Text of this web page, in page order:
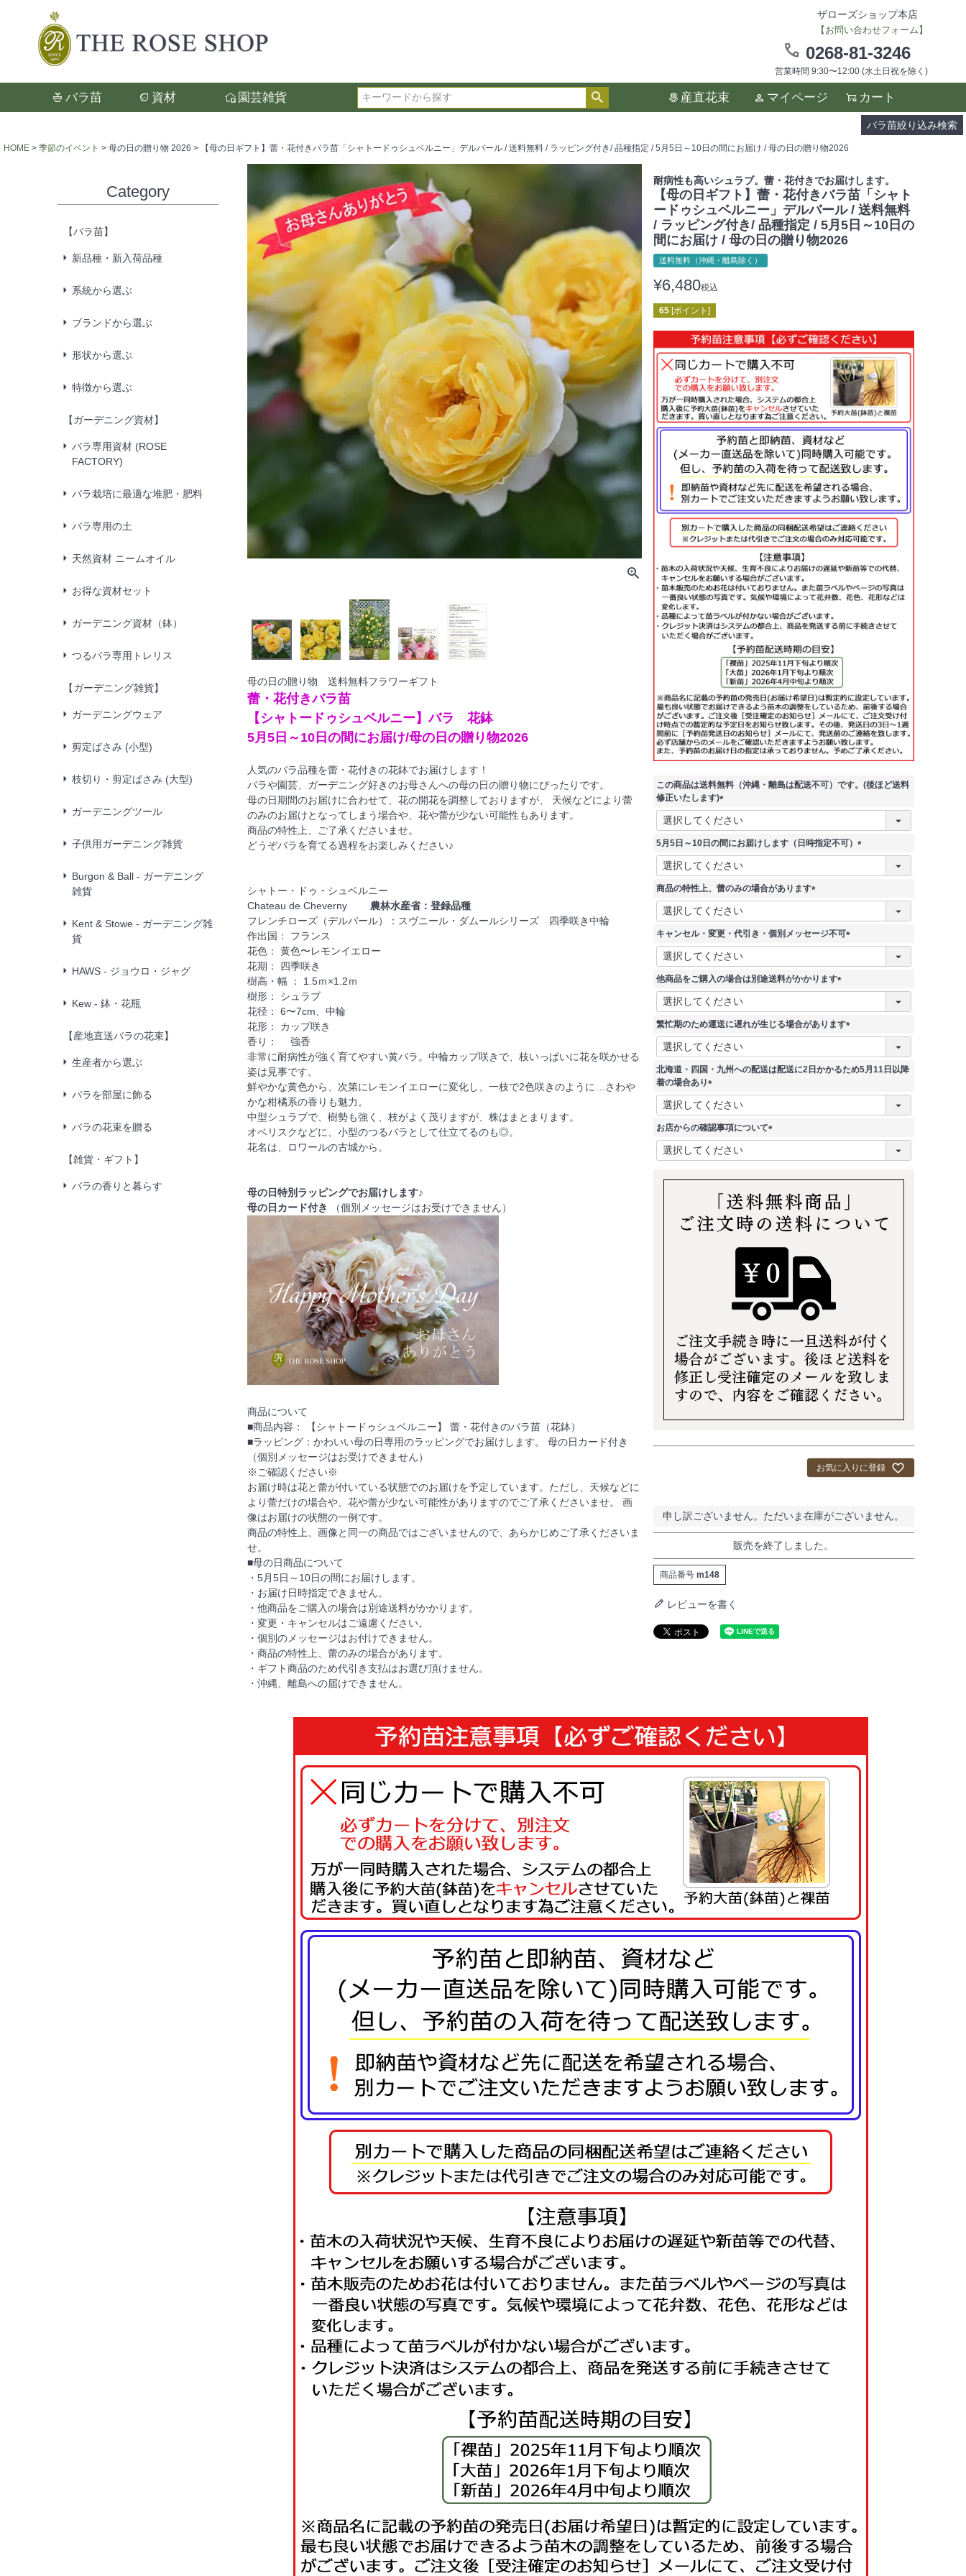
ザローズショップ本店
【お問い合わせフォーム】
0268-81-3246
営業時間 9:30〜12:00 (水土日祝を除く)
バラ苗 資材 園芸雑貨
検索 産直花束 マイページ カート
バラ苗絞り込み検索
検索
選択した項目全てに該当する品種のみ検索結果に表示されます。
タイプ、カラー、ブランドなどは1つずつ選択してください。
HOME 季節のイベント 母の日の贈り物 2026 【母の日ギフト】蕾・花付きバラ苗「シャトードゥシュベルニー」デルバール / 送料無料 / ラッピング付き/ 品種指定 / 5月5日～10日の間にお届け / 母の日の贈り物2026
Category
【バラ苗】
新品種・新入荷品種
系統から選ぶ
ブランドから選ぶ
形状から選ぶ
特徴から選ぶ
【ガーデニング資材】
バラ専用資材 (ROSE
FACTORY)
バラ栽培に最適な堆肥・肥料
バラ専用の土
天然資材 ニームオイル
お得な資材セット
ガーデニング資材（鉢）
つるバラ専用トレリス
【ガーデニング雑貨】
ガーデニングウェア
剪定ばさみ (小型)
枝切り・剪定ばさみ (大型)
ガーデニングツール
子供用ガーデニング雑貨
Burgon & Ball - ガーデニング
雑貨
Kent & Stowe - ガーデニング雑
貨
HAWS - ジョウロ・ジャグ
Kew - 鉢・花瓶
【産地直送バラの花束】
生産者から選ぶ
バラを部屋に飾る
バラの花束を贈る
【雑貨・ギフト】
バラの香りと暮らす
母の日の贈り物 送料無料フラワーギフト
蕾・花付きバラ苗
【シャトードゥシュベルニー】バラ 花鉢
5月5日～10日の間にお届け/母の日の贈り物2026
人気のバラ品種を蕾・花付きの花鉢でお届けします！
バラや園芸、ガーデニング好きのお母さんへの母の日の贈り物にぴったりです。
母の日期間のお届けに合わせて、花の開花を調整しておりますが、 天候などにより蕾
のみのお届けとなってしまう場合や、花や蕾が少ない可能性もあります。
商品の特性上、ご了承くださいませ。
どうぞバラを育てる過程をお楽しみください♪
シャトー・ドゥ・シュベルニー
Chateau de Cheverny 農林水産省：登録品種
フレンチローズ（デルバール）：スヴニール・ダムールシリーズ 四季咲き中輪
作出国： フランス
花色： 黄色〜レモンイエロー
花期： 四季咲き
樹高・幅 ： 1.5ｍ×1.2ｍ
樹形： シュラブ
花径： 6〜7cm、中輪
花形： カップ咲き
香り： 強香
非常に耐病性が強く育てやすい黄バラ。中輪カップ咲きで、枝いっぱいに花を咲かせる
姿は見事です。
鮮やかな黄色から、次第にレモンイエローに変化し、一枝で2色咲きのように…さわや
かな柑橘系の香りも魅力。
中型シュラブで、樹勢も強く、枝がよく茂りますが、株はまとまります。
オベリスクなどに、小型のつるバラとして仕立てるのも◎。
花名は、ロワールの古城から。
母の日特別ラッピングでお届けします♪
母の日カード付き
（個別メッセージはお受けできません）
商品について
■商品内容： 【シャトードゥシュベルニー】 蕾・花付きのバラ苗（花鉢）
■ラッピング：かわいい母の日専用のラッピングでお届けします。 母の日カード付き
（個別メッセージはお受けできません）
※ご確認ください※
お届け時は花と蕾が付いている状態でのお届けを予定しています。ただし、天候などに
より蕾だけの場合や、花や蕾が少ない可能性がありますのでご了承くださいませ。 画
像はお届けの状態の一例です。
商品の特性上、画像と同一の商品ではございませんので、あらかじめご了承くださいま
せ。
■母の日商品について
・5月5日～10日の間にお届けします。
・お届け日時指定できません。
・他商品をご購入の場合は別途送料がかかります。
・変更・キャンセルはご遠慮ください。
・個別のメッセージはお付けできません。
・商品の特性上、蕾のみの場合があります。
・ギフト商品のため代引き支払はお選び頂けません。
・沖縄、離島への届けできません。
耐病性も高いシュラブ。蕾・花付きでお届けします。
【母の日ギフト】蕾・花付きバラ苗「シャト
ードゥシュベルニー」デルバール / 送料無料
/ ラッピング付き/ 品種指定 / 5月5日～10日の
間にお届け / 母の日の贈り物2026
送料無料（沖縄・離島除く）
¥6,480税込
65 [ポイント]
この商品は送料無料（沖縄・離島は配送不可）です。(後ほど送料
修正いたします)
(
必
須
5月5日～10日の間にお届けします（日時指定不可）
(
商品の特性上、蕾のみの場合があります
(
須
キャンセル・変更・代引き・個別メッセージ不可
(
他商品をご購入の場合は別途送料がかかります
(
須
繁忙期のため運送に遅れが生じる場合があります
(
須
北海道・四国・九州への配送は配送に2日かかるため5月11日以降
着の場合あり
(
必
須
お店からの確認事項について
(
)
お気に入りに登録
申し訳ございません。ただいま在庫がございません。
販売を終了しました。
商品番号 m148
レビューを書く